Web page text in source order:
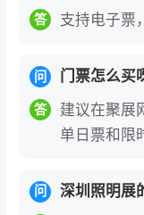
答 支持电子票
问 门票怎么买
答
建议在聚展
单日票和限
问 深圳照明展